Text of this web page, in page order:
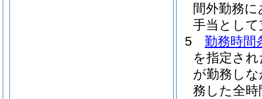
間外勤務
手当とし
5
勤務時間
を指定さ
が勤務し
務した全